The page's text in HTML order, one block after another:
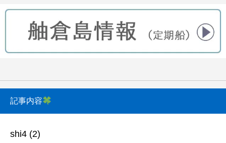
記事内容
shi4 (2)